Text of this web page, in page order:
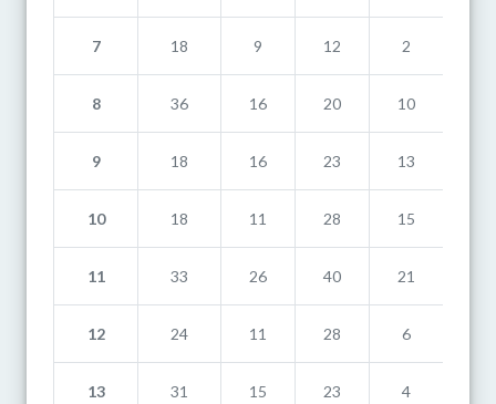
7 18 9 12 2
8 36 16 20 10
9 18 16 23 13
10 18 11 28 15
11 33 26 40 21
12 24 11 28 6
13 31 15 23 4